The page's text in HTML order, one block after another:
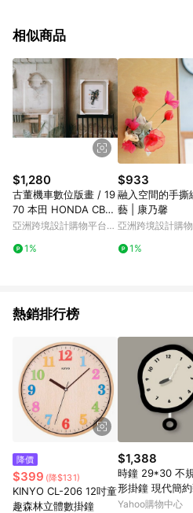
行為，不具贈點資格，部分退款不在此
貨後 45 天後發送。 8. 群眾募資商品，
運費，攤位費等不具贈點資格。 9.
顏色、價位、贈品如與 Pinkoi 商品資訊
Pinkoi 購物商品資訊頁及購物車標示為
則請以點數紅包活動說明為準。 11. 若
頁面後才首次下載 Pinkoi APP 並完成
上，首次下載 Pinkoi APP 後，需透過
面，方享導購資格。
相似商品
$1,280
古董機車數位版畫 / 19
70 本田 HONDA CB75
0K0 (不含框)
亞洲跨境設計購物平台
1%
$933
融入空間的手撕
藝 | 康乃馨
亞洲跨境設計購
1%
熱銷排行榜
降價
$399 (降$131)
KINYO CL-206 12吋童
趣森林立體數掛鐘
$1,388
時鐘 29*30 不
形掛鐘 現代簡
創意鐘錶 客廳臥
Yahoo購物中心